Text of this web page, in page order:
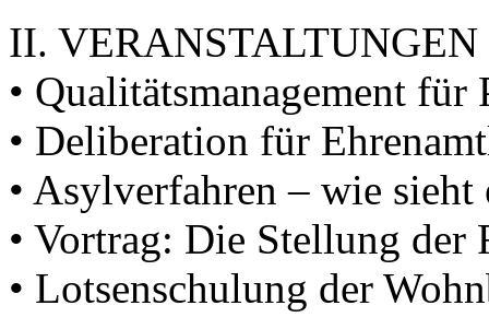
II. VERANSTALTUNGEN
• Qualitätsmanagement
• Deliberation für
• Asylverfahren – wie
• Vortrag: Die Stellung der
• Lotsenschulung der